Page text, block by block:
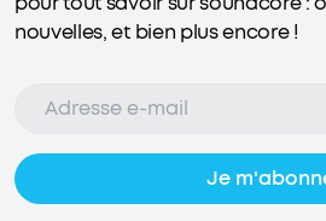
nouvelles, et bien plus encore !
Je